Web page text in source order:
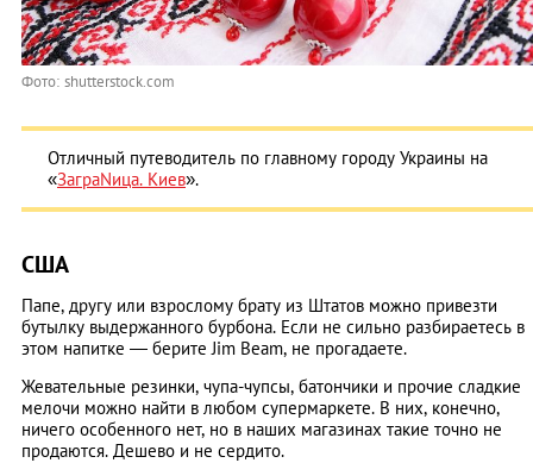
Фото: shutterstock.com
Отличный путеводитель по главному городу Украины на
«ЗаграNица. Киев».
США
Папе, другу или взрослому брату из Штатов можно привезти
бутылку выдержанного бурбона. Если не сильно разбираетесь в
этом напитке — берите Jim Beam, не прогадаете.
Жевательные резинки, чупа-чупсы, батончики и прочие сладкие
мелочи можно найти в любом супермаркете. В них, конечно,
ничего особенного нет, но в наших магазинах такие точно не
продаются. Дешево и не сердито.